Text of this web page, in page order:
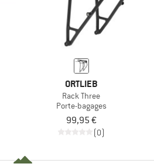
ORTLIEB
Rack Three
Porte-bagages
99,95 €
(0)